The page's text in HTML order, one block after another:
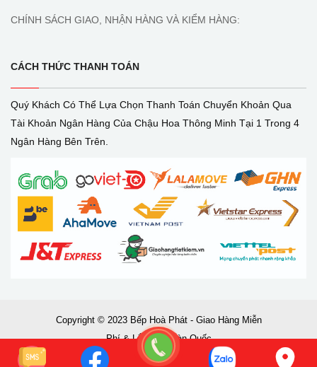
CHÍNH SÁCH GIAO, NHẬN HÀNG VÀ KIỂM HÀNG:
CÁCH THỨC THANH TOÁN
Quý Khách Có Thể Lựa Chọn Thanh Toán Chuyển Khoản Qua
Tài Khoản Ngân Hàng Của Chậu Hoa Thông Minh Tại 1 Trong 4
Ngân Hàng Bên Trên.
Copyright © 2023 Bếp Hoà Phát - Giao Hàng Miễn
Phí & Lắp Đặt Toàn Quốc